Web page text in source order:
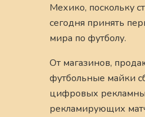
Мехико, поскольку
сегодня принять
мира по футболу.
От магазинов,
футбольные майки
цифровых
рекламирующих